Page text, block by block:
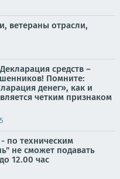
ветераны отрасли,
средств –
Помните:
денег», как и
четким признаком
по техническим
не сможет подавать
12.00 час